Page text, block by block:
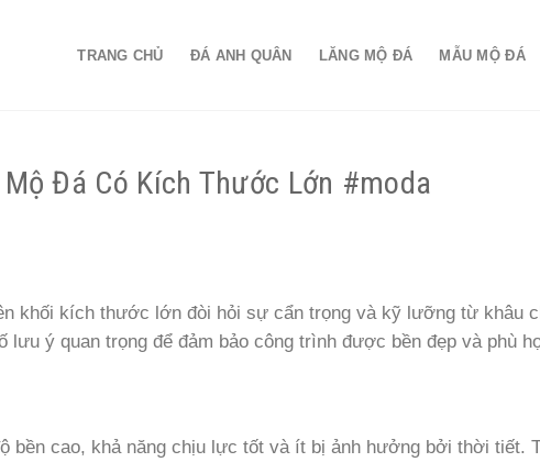
TRANG CHỦ ĐÁ ANH QUÂN LĂNG MỘ ĐÁ MẪU MỘ ĐÁ
Đá Có Kích Thước Lớn #moda
khối kích thước lớn đòi hỏi sự cẩn trọng và kỹ lưỡng từ khâu
lưu ý quan trọng để đảm bảo công trình được bền đẹp và phù
bền cao, khả năng chịu lực tốt và ít bị ảnh hưởng bởi thời tiết.